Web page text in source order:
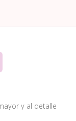
y al detalle